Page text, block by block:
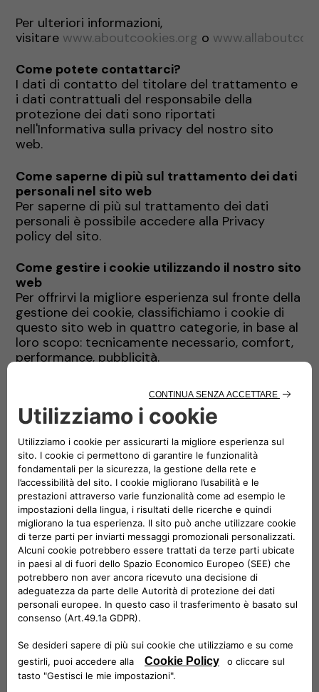
Per ulteriori informazioni,
visitare www.aboutcookies.org o
Come potete contattarci?
I dati di contatto del titolare del trattamento e
i dati contrattuali del responsabile della
protezione dei dati sono riportati
nell'Informativa sulla privacy del nostro sito
web.
Come saperne di più sul trattamento dei dati
personali nel sito web
Per saperne di più sul trattamento dei dati
personali è possibile accedere alla Privacy
policy del sito.
Come gestire i cookie utilizzando il nostro sito
web
Per offrirvi la migliore esperienza sul fronte della
gestione dei cookie, classifichiamo i cookie di
questo sito web in quattro categorie, in base al
loro scopo: tecnicamente necessario, comfort,
performance, pubblicità.
Potete attivare e disattivare direttamente da
questo sito web ciascuna delle categorie di
cookie di cui sopra (con l'unica eccezione dei
cookie tecnicamente necessari, che sono
strettamente necessari). Nel caso di cookie di
terze parti, questo sito web non li utilizzerà più
dopo averli disabilitati (non possiamo
cancellarli).
Tecnicamente necessari: Questi cookie sono
essenziali per il corretto funzionamento dei
siti web e delle loro funzioni. Ad esempio:
cookie di autenticazione.
Comfort: Questi cookie ci permettono di
migliorare il comfort e l'usabilità dei siti web
e di fornire varie funzionalità. Ad esempio: i
utilizzati per memorizzare i risultati della
ricerca, la lingua, le dimensioni dei caratteri.
Prestazioni: Questi cookie raccolgono